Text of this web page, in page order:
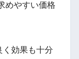
めやすい価格
効果も十分